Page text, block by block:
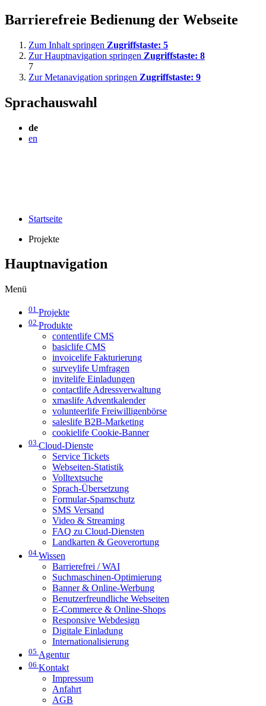
Barrierefreie Bedienung der Webseite
Zum Inhalt springen Zugriffstaste: 5
Zur Hauptnavigation springen Zugriffstaste: 8
7
Zur Metanavigation springen Zugriffstaste: 9
Sprachauswahl
de
en
Startseite
Projekte
Hauptnavigation
Menü
01 Projekte
02 Produkte
contentlife CMS
basiclife CMS
invoicelife Fakturierung
surveylife Umfragen
invitelife Einladungen
contactlife Adressverwaltung
xmaslife Adventkalender
volunteerlife Freiwilligenbörse
saleslife B2B-Marketing
cookielife Cookie-Banner
03 Cloud-Dienste
Service Tickets
Webseiten-Statistik
Volltextsuche
Sprach-Übersetzung
Formular-Spamschutz
SMS Versand
Video & Streaming
FAQ zu Cloud-Diensten
Landkarten & Geoverortung
04 Wissen
Barrierefrei / WAI
Suchmaschinen-Optimierung
Banner & Online-Werbung
Benutzerfreundliche Webseiten
E-Commerce & Online-Shops
Responsive Webdesign
Digitale Einladung
Internationalisierung
05 Agentur
06 Kontakt
Impressum
Anfahrt
AGB